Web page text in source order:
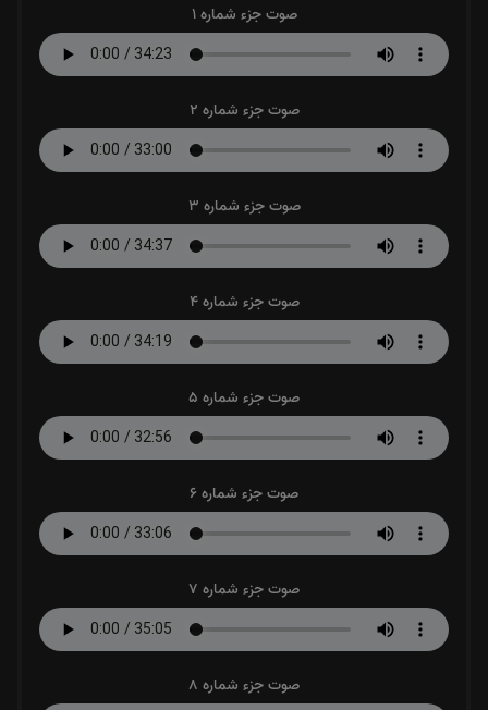
صوت جزء شماره 1
صوت جزء شماره 2
صوت جزء شماره 3
صوت جزء شماره 4
صوت جزء شماره 5
صوت جزء شماره 6
صوت جزء شماره 7
صوت جزء شماره 8